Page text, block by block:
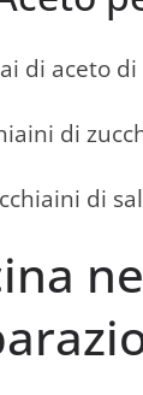
di aceto di
di
di